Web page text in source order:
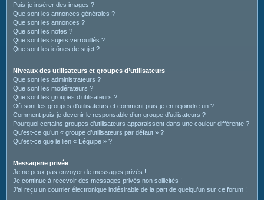
Puis-je insérer des images ?
Que sont les annonces générales ?
Que sont les annonces ?
Que sont les notes ?
Que sont les sujets verrouillés ?
Que sont les icônes de sujet ?
Niveaux des utilisateurs et groupes d’utilisateurs
Que sont les administrateurs ?
Que sont les modérateurs ?
Que sont les groupes d’utilisateurs ?
Où sont les groupes d’utilisateurs et comment puis-je en rejoindre un ?
Comment puis-je devenir le responsable d’un groupe d’utilisateurs ?
Pourquoi certains groupes d’utilisateurs apparaissent dans une couleur différente ?
Qu’est-ce qu’un « groupe d’utilisateurs par défaut » ?
Qu’est-ce que le lien « L’équipe » ?
Messagerie privée
Je ne peux pas envoyer de messages privés !
Je continue à recevoir des messages privés non sollicités !
J’ai reçu un courrier électronique indésirable de la part de quelqu’un sur ce forum !